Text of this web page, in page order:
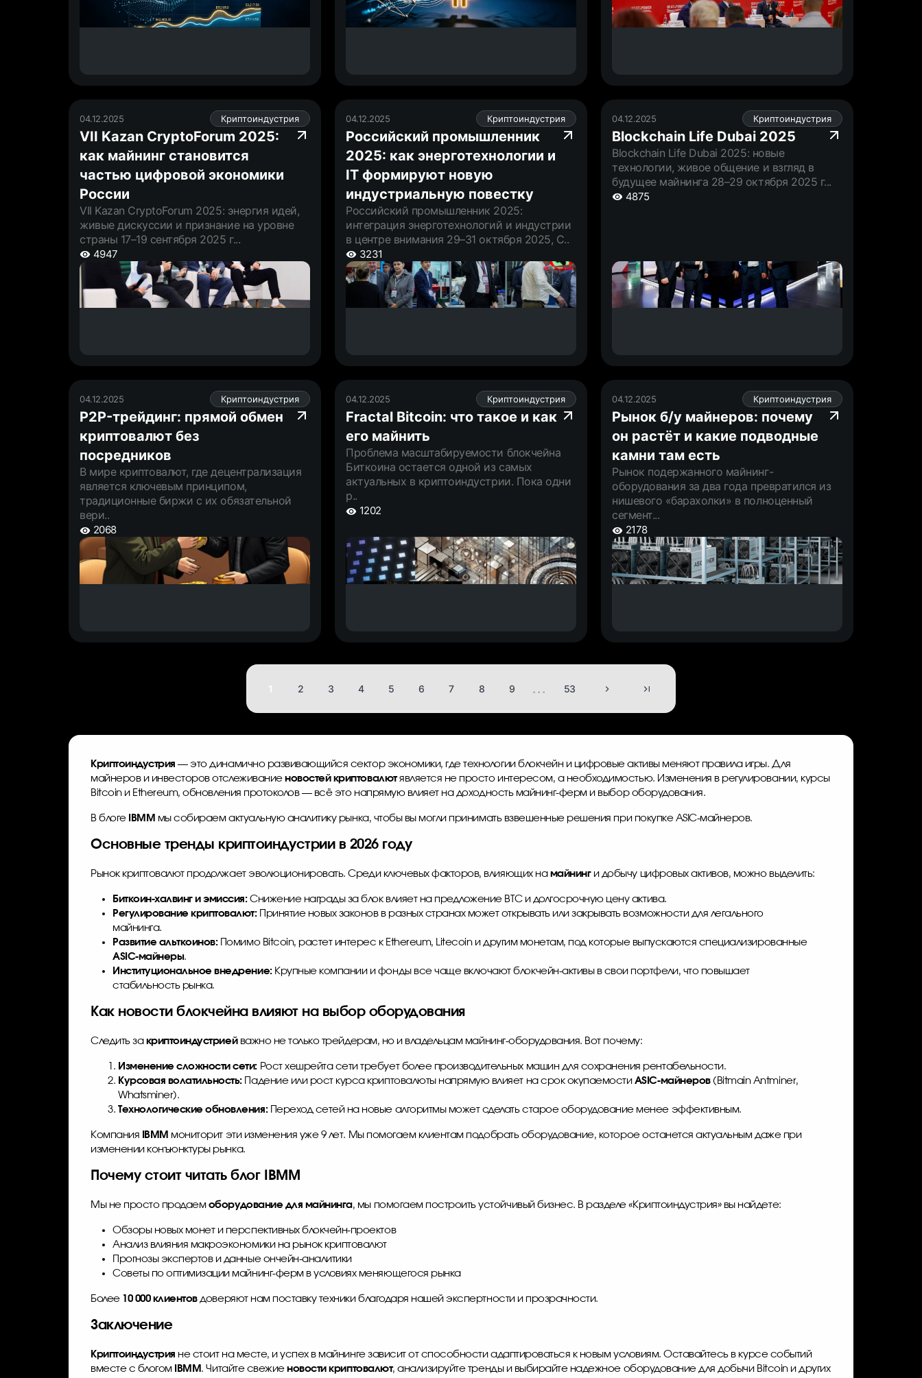
04.12.2025 Криптоиндустрия
VII Kazan CryptoForum 2025:
как майнинг становится
частью цифровой экономики
России
VII Kazan CryptoForum 2025: энергия идей,
живые дискуссии и признание на уровне
страны 17–19 сентября 2025 г...
4947
04.12.2025 Криптоиндустрия
Российский промышленник
2025: как энерготехнологии и
IT формируют новую
индустриальную повестку
Российский промышленник 2025:
интеграция энерготехнологий и индустрии
в центре внимания 29–31 октября 2025, С..
3231
04.12.2025 Криптоиндустрия
Blockchain Life Dubai 2025
Blockchain Life Dubai 2025: новые
технологии, живое общение и взгляд в
будущее майнинга 28–29 октября 2025 г...
4875
04.12.2025 Криптоиндустрия
P2P-трейдинг: прямой обмен
криптовалют без
посредников
В мире криптовалют, где децентрализация
является ключевым принципом,
традиционные биржи с их обязательной
вери..
2068
04.12.2025 Криптоиндустрия
Fractal Bitcoin: что такое и как
его майнить
Проблема масштабируемости блокчейна
Биткоина остается одной из самых
актуальных в криптоиндустрии. Пока одни
р..
1202
04.12.2025 Криптоиндустрия
Рынок б/у майнеров: почему
он растёт и какие подводные
камни там есть
Рынок подержанного майнинг-
оборудования за два года превратился из
нишевого «барахолки» в полноценный
сегмент...
2178
1 2 3 4 5 6 7 8 9 ... 53
Криптоиндустрия — это динамично развивающийся сектор экономики, где технологии блокчейн и цифровые активы меняют правила игры. Для
майнеров и инвесторов отслеживаниеновостей криптовалютявляется не просто интересом, а необходимостью. Изменения в регулировании, курсы
Bitcoin и Ethereum, обновления протоколов — всё это напрямую влияет на доходность майнинг-ферм и выбор оборудования.
В блоге IBMM мы собираем актуальную аналитику рынка, чтобы вы могли принимать взвешенные решения при покупке ASIC-майнеров.
Основные тренды криптоиндустрии в 2026 году
Рынок криптовалют продолжает эволюционировать. Среди ключевых факторов, влияющих на майнинги добычу цифровых активов, можно выделить:
Биткоин-халвинг и эмиссия:Снижение награды за блок влияет на предложение BTC и долгосрочную цену актива.
Регулирование криптовалют:Принятие новых законов в разных странах может открывать или закрывать возможности для легального
майнинга.
Развитие альткоинов:Помимо Bitcoin, растет интерес к Ethereum, Litecoin и другим монетам, под которые выпускаются специализированные
ASIC-майнеры.
Институциональное внедрение:Крупные компании и фонды все чаще включают блокчейн-активы в свои портфели, что повышает
стабильность рынка.
Как новости блокчейна влияют на выбор оборудования
Следить за криптоиндустриейважно не только трейдерам, но и владельцам майнинг-оборудования. Вот почему:
Изменение сложности сети: Рост хешрейта сети требует более производительных машин для сохранения рентабельности.
Курсовая волатильность:Падение или рост курса криптовалюты напрямую влияет на срок окупаемости ASIC-майнеров(Bitmain Antminer,
Whatsminer).
Технологические обновления:Переход сетей на новые алгоритмы может сделать старое оборудование менее эффективным.
Компания IBMM мониторит эти изменения уже 9 лет. Мы помогаем клиентам подобрать оборудование, которое останется актуальным даже при
изменении конъюнктуры рынка.
Почему стоит читать блог IBMM
Мы не просто продаем оборудование для майнинга, мы помогаем построить устойчивый бизнес. В разделе «Криптоиндустрия» вы найдете:
Обзоры новых монет и перспективных блокчейн-проектов
Анализ влияния макроэкономики на рынок криптовалют
Прогнозы экспертов и данные ончейн-аналитики
Советы по оптимизации майнинг-ферм в условиях меняющегося рынка
Более 10 000 клиентовдоверяют нам поставку техники благодаря нашей экспертности и прозрачности.
Заключение
Криптоиндустрия не стоит на месте, и успех в майнинге зависит от способности адаптироваться к новым условиям. Оставайтесь в курсе событий
вместе с блогом
IBMM . Читайте свежиеновости криптовалют, анализируйте тренды и выбирайте надежное оборудование для добычи Bitcoin и других